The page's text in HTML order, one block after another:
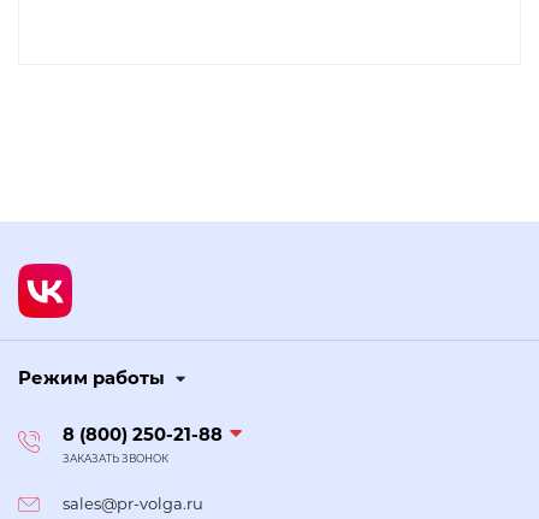
Режим работы
8 (800) 250-21-88
ЗАКАЗАТЬ ЗВОНОК
sales@pr-volga.ru